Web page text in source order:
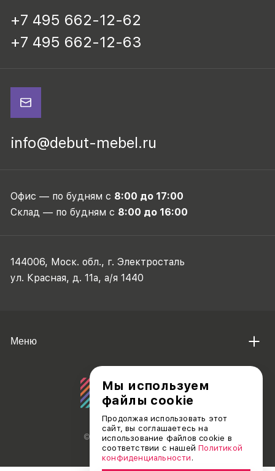
+7 495 662-12-62
+7 495 662-12-63
info@debut-mebel.ru
Офис — по будням с 8:00 до 17:00
Склад — по будням с 8:00 до 16:00
144006, Моск. обл., г. Электросталь
ул. Красная, д. 11а, а/я 1440
© АО «ДЕБЮТ», 2011 — 2026
Меню
Мы используем
файлы cookie
Продолжая использовать этот
сайт, вы соглашаетесь на
использование файлов cookie в
соответствии с нашейПолитикой
конфиденциальности .